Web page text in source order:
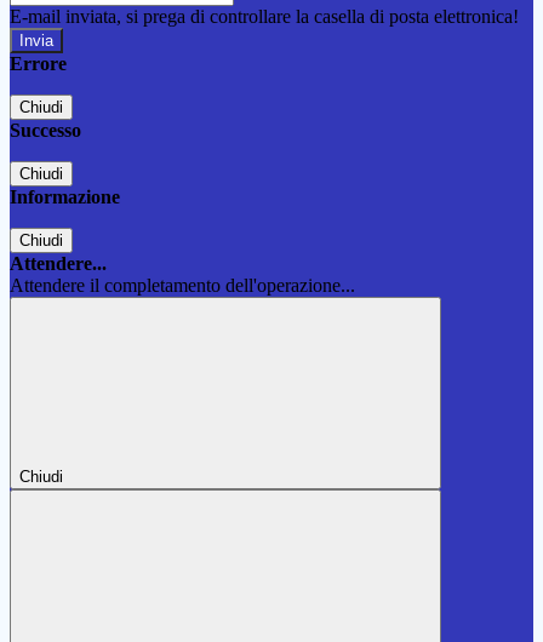
E-mail inviata, si prega di controllare la casella di posta elettronica!
Errore
Chiudi
Successo
Chiudi
Informazione
Chiudi
Attendere...
Attendere il completamento dell'operazione...
Chiudi